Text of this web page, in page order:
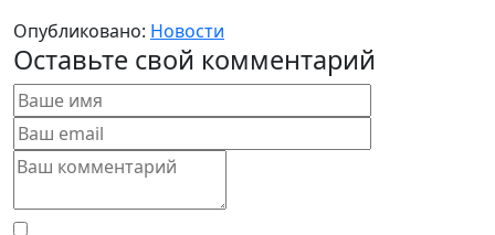
Опубликовано: Новости
Оставьте свой комментарий